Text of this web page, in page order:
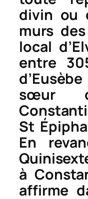
divin ou
murs
local
entre
sœur
St
En
à
affirme